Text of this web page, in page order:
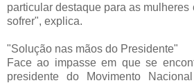
particular destaque para as mulheres
sofrer", explica.
"Solução nas mãos do Presidente"
Face ao impasse em que se
presidente do Movimento